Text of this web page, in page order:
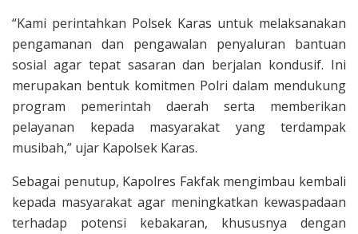
“Kami perintahkan Polsek Karas untuk melaksanakan
pengamanan dan pengawalan penyaluran bantuan
sosial agar tepat sasaran dan berjalan kondusif. Ini
merupakan bentuk komitmen Polri dalam mendukung
program pemerintah daerah serta memberikan
pelayanan kepada masyarakat yang terdampak
musibah,” ujar Kapolsek Karas.
Sebagai penutup, Kapolres Fakfak mengimbau kembali
kepada masyarakat agar meningkatkan kewaspadaan
terhadap potensi kebakaran, khususnya dengan